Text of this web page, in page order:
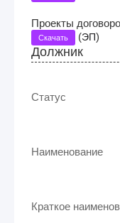
Проекты
Скачать (ЭП)
Должник
Статус
Наименование
Краткое